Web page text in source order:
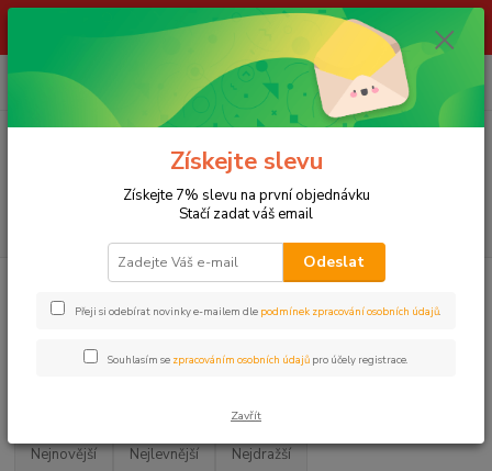
ŽIVÉ NÁSTRAHY !!! NEPOSÍLÁME !!! - ODBĚR POUZE NA NAŠÍ
za
NÁVNADY A NÁSTRAHY Pelety PELETY KAREL NIKL
KAREL NIKL
Nejnovější Nejlevnější Nejdražší
Získejte slevu
Získejte 7% slevu na první objednávku
Stačí zadat váš email
Odeslat
Přeji si odebírat novinky e-mailem dle podmínek zpracování osobních údajů.
Souhlasím se zpracováním osobních údajů pro účely registrace.
Zavřít